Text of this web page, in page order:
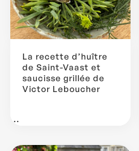
La recette d’huître
de Saint-Vaast et
saucisse grillée de
Victor Leboucher
...